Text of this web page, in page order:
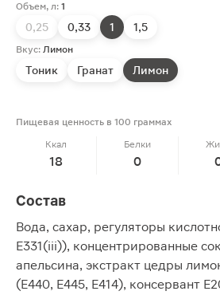
Объем, л: 1
0,25 0,33 1 1,5
Вкус: Лимон
Тоник Гранат Лимон
Пищевая ценность в 100 граммах
Ккал
18
Белки
0
Состав
Вода, сахар, регуляторы
Е331(iii)), концентрированные
апельсина, экстракт цедры
(Е440, Е445, Е414), консервант